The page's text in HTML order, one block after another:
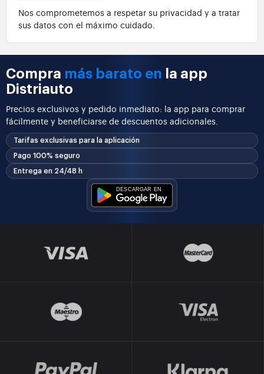
Nos comprometemos a respetar su privacidad y a tratar
sus datos con el máximo cuidado.
Compra más barato en la app
Distriauto
Precios exclusivos y pedido inmediato: la app para comprar
fácilmente y beneficiarse de descuentos adicionales.
Tarifas exclusivas para la aplicación
Pago 100% seguro
Entrega en 24/48 h